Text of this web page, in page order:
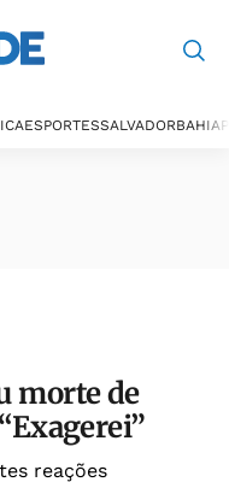
ESPORTESSALVADORBAHIA
morte de
reações